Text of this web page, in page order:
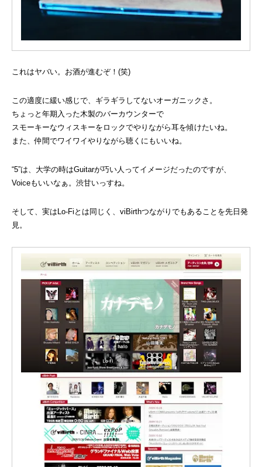
これはヤバい。お酒が進むぞ！(笑)
この適度に緩い感じで、ギラギラしてないオーガニックさ。
ちょっと年期入った木製のバーカウンターで
スモーキーなウィスキーをロックでやりながら耳を傾けたいね。
また、仲間でワイワイやりながら聴くにもいいね。
“5”は、大学の時はGuitarが巧い人ってイメージだったのですが、
Voiceもいいなぁ。渋甘いっすね。
そして、実はLo-Fiとは同じく、viBirthつながりでもあることを先日発
見。